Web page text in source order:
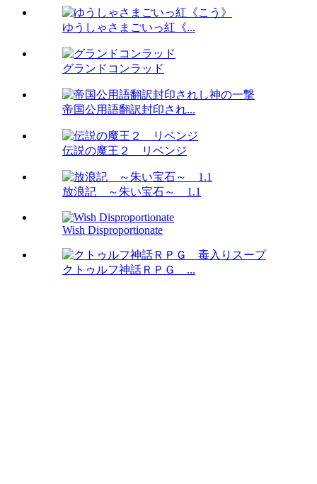
ゆうしゃさまごいっ紅《...
グランドコンラッド
帝国公用語翻訳封印され...
伝説の魔王２ リベンジ
放浪記 ～朱い宝石～ 1.1
Wish Disproportionate
クトゥルフ神話ＲＰＧ ...